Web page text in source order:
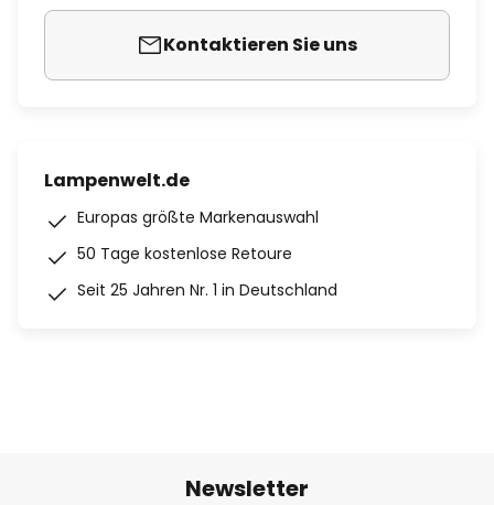
Kontaktieren Sie uns
Lampenwelt.de
Europas größte Markenauswahl
50 Tage kostenlose Retoure
Seit 25 Jahren Nr. 1 in Deutschland
Newsletter